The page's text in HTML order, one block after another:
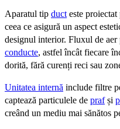
Aparatul tip duct este
ceea ce asigură un aspect
designul interior. Fluxul de
conducte, astfel încât fiecare
dorită, fără curenți reci sau
Unitatea internă include filtre
captează particulele de prafși
creând un mediu mai sănătos